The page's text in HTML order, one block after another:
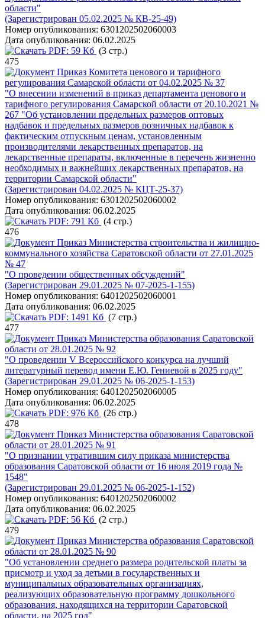
области"
(Зарегистрирован 05.02.2025 № КВ-25-49)
Номер опубликования: 6301202502060003
Дата опубликования: 06.02.2025
PDF: 59 Кб (3 стр.)
475
Приказ Комитета ценового и тарифного
регулирования Самарской области от 04.02.2025 № 37
"О внесении изменений в приказ департамента ценового и
тарифного регулирования Самарской области от 20.10.2021 №
267 "Об установлении предельных размеров оптовых
надбавок и предельных размеров розничных надбавок к
фактическим отпускным ценам, установленным
производителями лекарственных препаратов, на
лекарственные препараты, включенные в перечень жизненно
необходимых и важнейших лекарственных препаратов, на
территории Самарской области"
(Зарегистрирован 04.02.2025 № КЦТ-25-37)
Номер опубликования: 6301202502060002
Дата опубликования: 06.02.2025
PDF: 791 Кб (4 стр.)
476
Приказ Министерства строительства и жилищно-
коммунального хозяйства Саратовской области от 27.01.2025
№ 47
"О проведении общественных обсуждений"
(Зарегистрирован 29.01.2025 № 07-2025-1-155)
Номер опубликования: 6401202502060001
Дата опубликования: 06.02.2025
PDF: 1491 Кб (7 стр.)
477
Приказ Министерства образования Саратовской
области от 28.01.2025 № 92
"О проведении V Всероссийского конкурса на лучший
литературный перевод имени Е.Ю. Гениевой в 2025 году"
(Зарегистрирован 29.01.2025 № 06-2025-1-153)
Номер опубликования: 6401202502060005
Дата опубликования: 06.02.2025
PDF: 976 Кб (26 стр.)
478
Приказ Министерства образования Саратовской
области от 28.01.2025 № 91
"О признании утратившим силу приказа министерства
образования Саратовской области от 16 июля 2019 года №
1548"
(Зарегистрирован 29.01.2025 № 06-2025-1-152)
Номер опубликования: 6401202502060002
Дата опубликования: 06.02.2025
PDF: 56 Кб (2 стр.)
479
Приказ Министерства образования Саратовской
области от 28.01.2025 № 90
"Об установлении среднего размера родительской платы за
присмотр и уход за детьми в государственных и
муниципальных образовательных организациях,
реализующих образовательную программу дошкольного
образования, находящихся на территории Саратовской
области, на 2025 год"